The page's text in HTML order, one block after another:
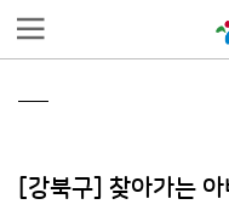
[강북구] 찾아가는